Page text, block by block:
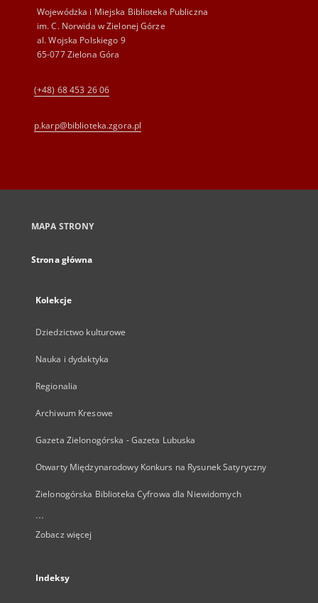
Wojewódzka i Miejska Biblioteka Publiczna
im. C. Norwida w Zielonej Górze
al. Wojska Polskiego 9
65-077 Zielona Góra
(+48) 68 453 26 06
p.karp@biblioteka.zgora.pl
MAPA STRONY
Strona główna
Kolekcje
Dziedzictwo kulturowe
Nauka i dydaktyka
Regionalia
Archiwum Kresowe
Gazeta Zielonogórska - Gazeta Lubuska
Otwarty Międzynarodowy Konkurs na Rysunek Satyryczny
Zielonogórska Biblioteka Cyfrowa dla Niewidomych
...
Zobacz więcej
Indeksy